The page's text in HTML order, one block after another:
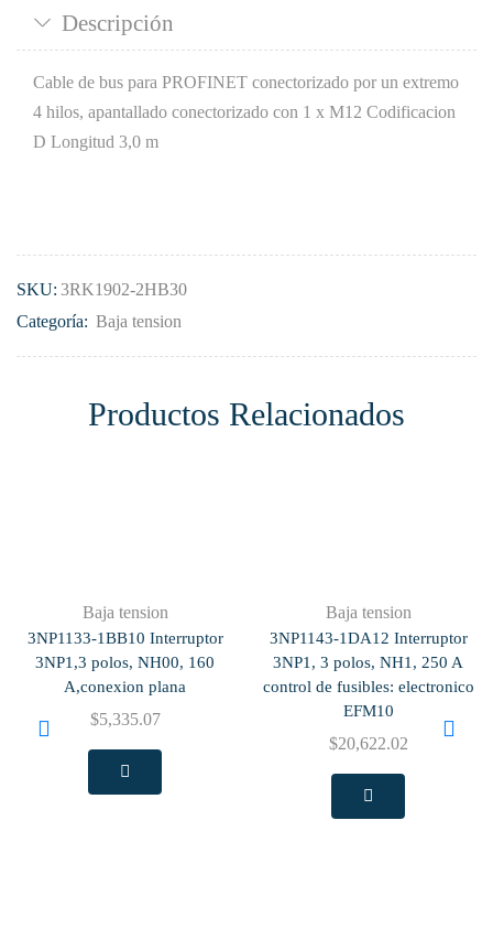
Descripción
Cable de bus para PROFINET conectorizado por un extremo
4 hilos, apantallado conectorizado con 1 x M12 Codificacion
D Longitud 3,0 m
SKU: 3RK1902-2HB30
Categoría: Baja tension
Productos Relacionados
Baja tension
3NP1133-1BB10 Interruptor
3NP1,3 polos, NH00, 160
A,conexion plana
$5,335.07
Baja tension
3NP1143-1DA12 Interruptor
3NP1, 3 polos, NH1, 250 A
control de fusibles: electronico
EFM10
$20,622.02